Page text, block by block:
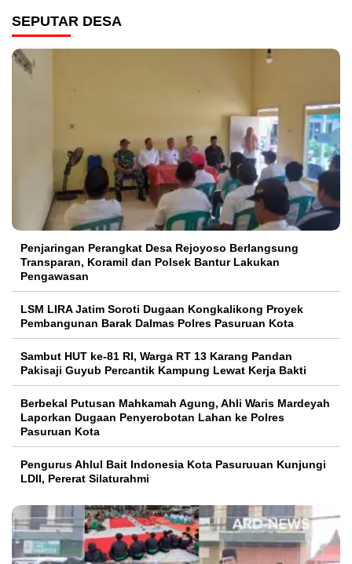
SEPUTAR DESA
Penjaringan Perangkat Desa Rejoyoso Berlangsung
Transparan, Koramil dan Polsek Bantur Lakukan
Pengawasan
LSM LIRA Jatim Soroti Dugaan Kongkalikong Proyek
Pembangunan Barak Dalmas Polres Pasuruan Kota
Sambut HUT ke-81 RI, Warga RT 13 Karang Pandan
Pakisaji Guyub Percantik Kampung Lewat Kerja Bakti
Berbekal Putusan Mahkamah Agung, Ahli Waris Mardeyah
Laporkan Dugaan Penyerobotan Lahan ke Polres
Pasuruan Kota
Pengurus Ahlul Bait Indonesia Kota Pasuruuan Kunjungi
LDII, Pererat Silaturahmi